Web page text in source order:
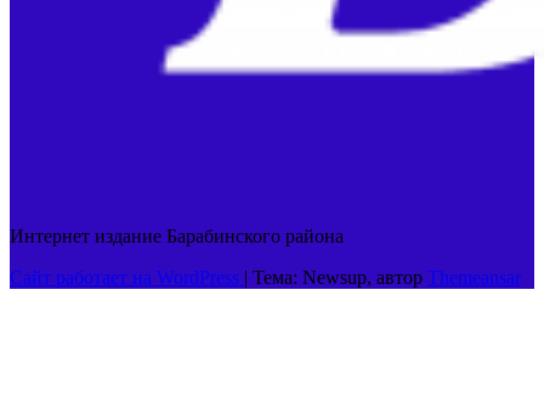
Интернет издание Барабинского района
Сайт работает на WordPress | Тема: Newsup, автор Themeansar